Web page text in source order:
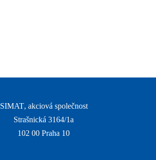
SIMAT, akciová společnost
|
Strašnická 3164/1a
|
102 00 Praha 10